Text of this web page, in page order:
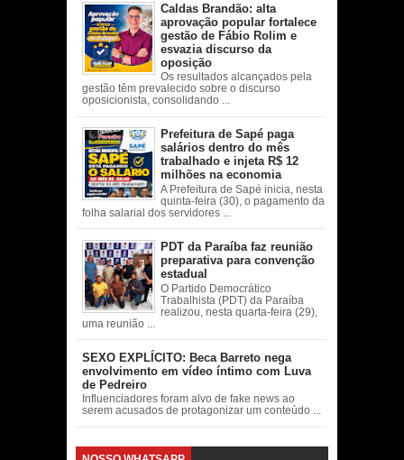
Caldas Brandão: alta
aprovação popular fortalece
gestão de Fábio Rolim e
esvazia discurso da
oposição
Os resultados alcançados pela
gestão têm prevalecido sobre o discurso
oposicionista, consolidando ...
Prefeitura de Sapé paga
salários dentro do mês
trabalhado e injeta R$ 12
milhões na economia
A Prefeitura de Sapé inicia, nesta
quinta-feira (30), o pagamento da
folha salarial dos servidores ...
PDT da Paraíba faz reunião
preparativa para convenção
estadual
O Partido Democrático
Trabalhista (PDT) da Paraíba
realizou, nesta quarta-feira (29),
uma reunião ...
SEXO EXPLÍCITO: Beca Barreto nega
envolvimento em vídeo íntimo com Luva
de Pedreiro
Influenciadores foram alvo de fake news ao
serem acusados de protagonizar um conteúdo ...